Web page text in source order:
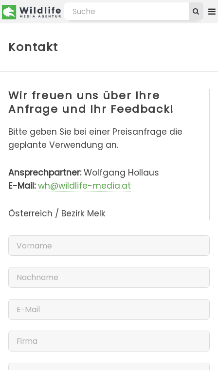
Kontakt
Wir freuen uns über Ihre
Anfrage und Ihr Feedback!
Bitte geben Sie bei einer Preisanfrage die
geplante Verwendung an.
Ansprechpartner:Wolfgang Hollaus
E-Mail: wh@wildlife-media.at
Österreich / Bezirk Melk